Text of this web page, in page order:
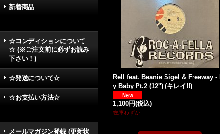
新着商品
☆コンディションについて
☆ (※ご注文前に必ずお読み
下さい！)
☆発送について☆
☆お支払い方法☆
メールマガジン登録 (更新状
Rell feat. Beanie Sigel & Freeway -
y Baby Pt.2 (12'') (キレイ!!)
1,100円(税込)
在庫わずか